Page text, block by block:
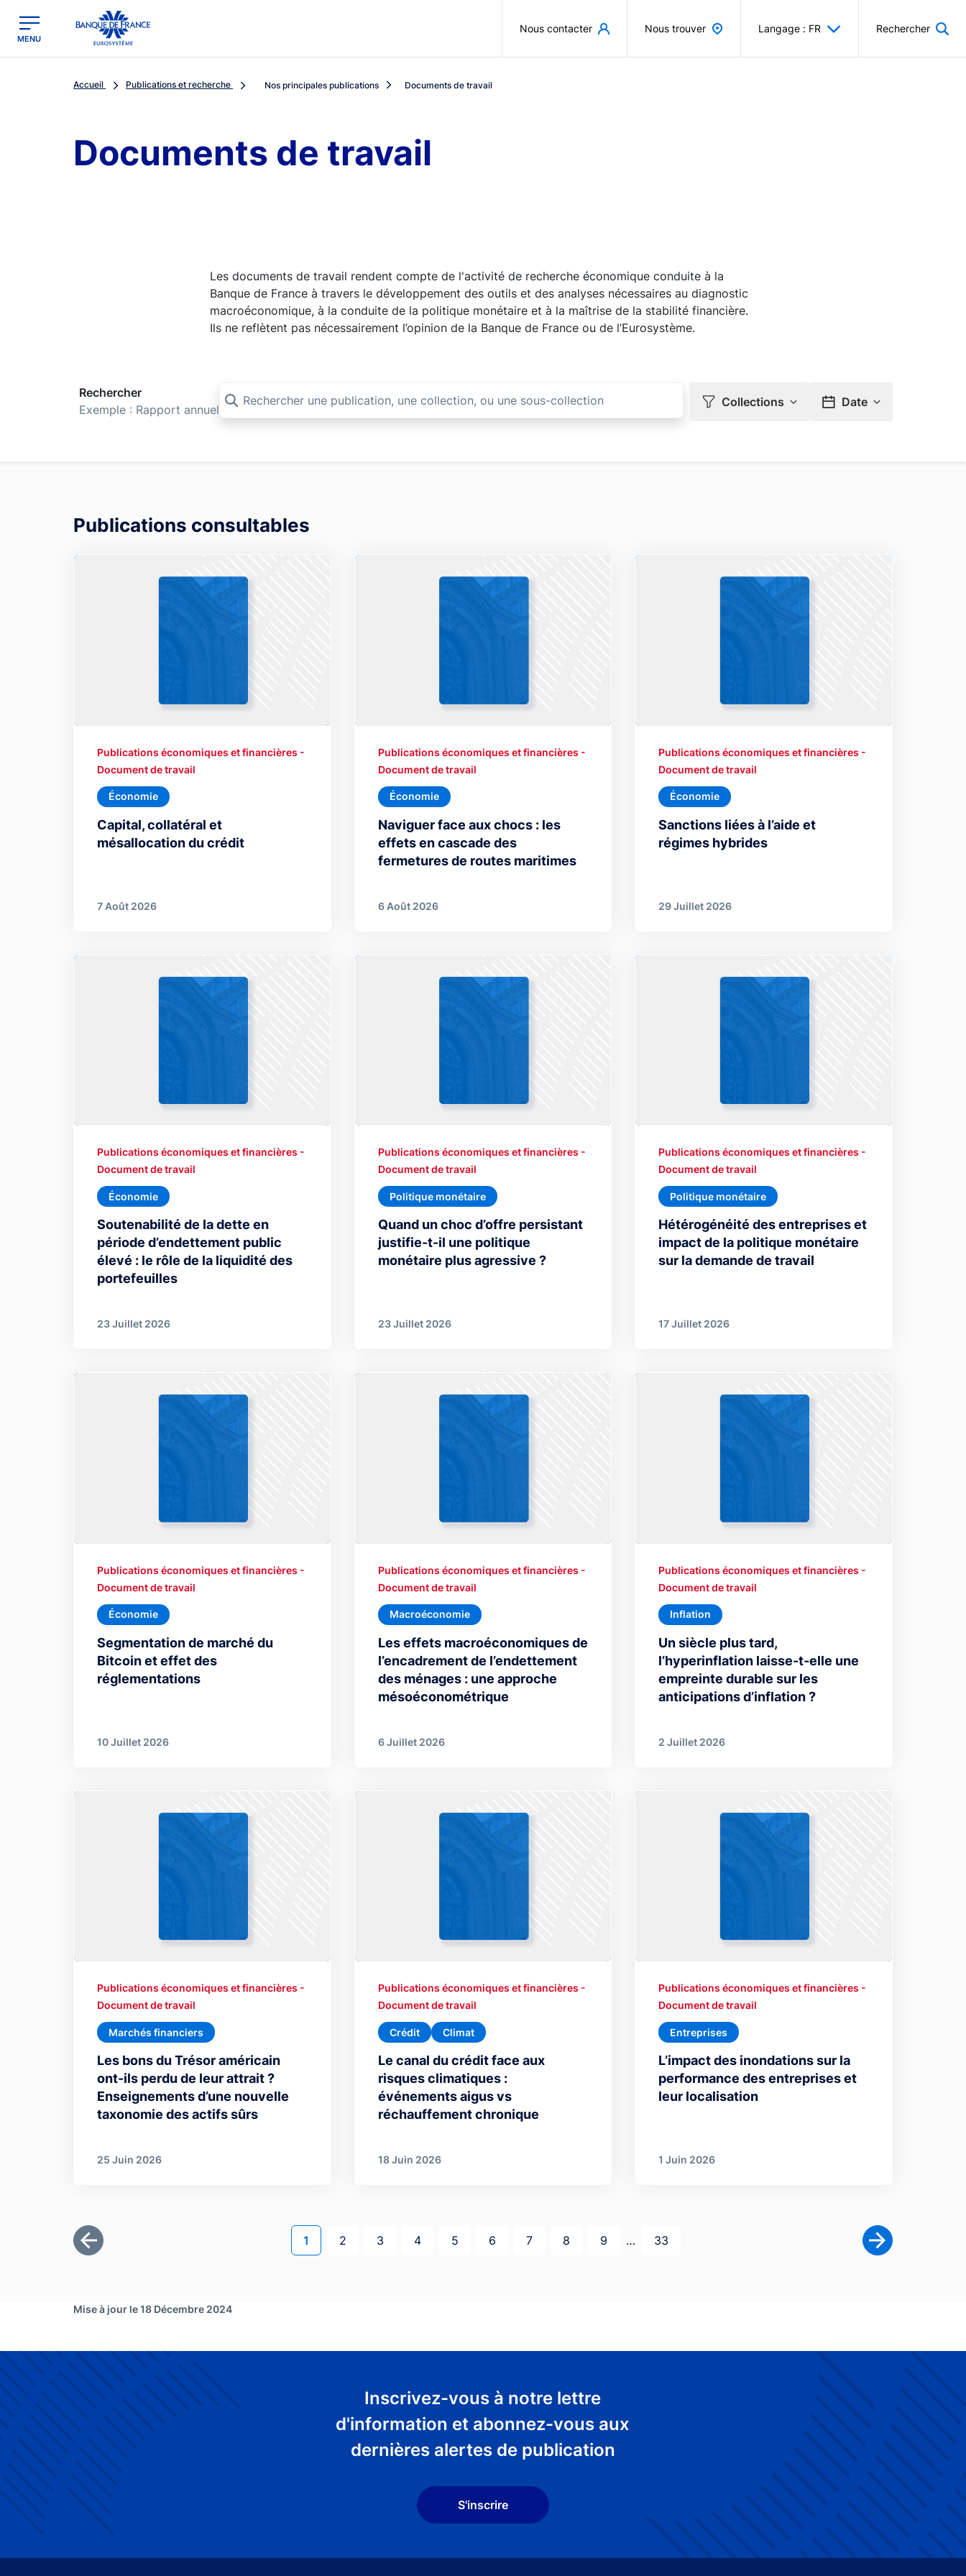
Banque de France - Menu Principal
MENU
Nous contacter Nous trouver Langage : FR Rechercher
Accueil Publications et recherche Nos principales publications Documents de travail
Documents de travail
Les documents de travail rendent compte de l'activité de recherche économique conduite à la
Banque de France à travers le développement des outils et des analyses nécessaires au diagnostic
macroéconomique, à la conduite de la politique monétaire et à la maîtrise de la stabilité financière.
Ils ne reflètent pas nécessairement l’opinion de la Banque de France ou de l’Eurosystème.
Rechercher
Exemple : Rapport annuel
Collections Date
Publications consultables
Capital, collatéral et
mésallocation du crédit
Publications économiques et financières -
Document de travail
Économie
7 Août 2026
Naviguer face aux chocs : les
effets en cascade des
fermetures de routes maritimes
Publications économiques et financières -
Document de travail
Économie
6 Août 2026
Sanctions liées à l’aide et
régimes hybrides
Publications économiques et financières -
Document de travail
Économie
29 Juillet 2026
Soutenabilité de la dette en
période d’endettement public
élevé : le rôle de la liquidité des
portefeuilles
Publications économiques et financières -
Document de travail
Économie
23 Juillet 2026
Quand un choc d’offre persistant
justifie-t-il une politique
monétaire plus agressive ?
Publications économiques et financières -
Document de travail
Politique monétaire
23 Juillet 2026
Hétérogénéité des entreprises et
impact de la politique monétaire
sur la demande de travail
Publications économiques et financières -
Document de travail
Politique monétaire
17 Juillet 2026
Segmentation de marché du
Bitcoin et effet des
réglementations
Publications économiques et financières -
Document de travail
Économie
10 Juillet 2026
Les effets macroéconomiques de
l’encadrement de l’endettement
des ménages : une approche
mésoéconométrique
Publications économiques et financières -
Document de travail
Macroéconomie
6 Juillet 2026
Un siècle plus tard,
l’hyperinflation laisse-t-elle une
empreinte durable sur les
anticipations d’inflation ?
Publications économiques et financières -
Document de travail
Inflation
2 Juillet 2026
Les bons du Trésor américain
ont-ils perdu de leur attrait ?
Enseignements d’une nouvelle
taxonomie des actifs sûrs
Publications économiques et financières -
Document de travail
Marchés financiers
25 Juin 2026
Le canal du crédit face aux
risques climatiques :
événements aigus vs
réchauffement chronique
Publications économiques et financières -
Document de travail
Crédit Climat
18 Juin 2026
L’impact des inondations sur la
performance des entreprises et
leur localisation
Publications économiques et financières -
Document de travail
Entreprises
1 Juin 2026
Première page
Page courante
1 Page
2 Page
3 Page
4 Page
5 Page
6 Page
7 Page
8 Page
9 … Dernière page
33
Page suivante
Mise à jour le 18 Décembre 2024
Inscrivez-vous à notre lettre
d'information et abonnez-vous aux
dernières alertes de publication
S'inscrire